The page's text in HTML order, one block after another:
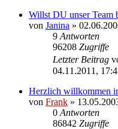
Willst DU unser Team
von Janina »
9 Antworten
96208 Zugriffe
Letzter Beitrag
04.11.2011,
Herzlich willkommen
von Frank »
0 Antworten
86842 Zugriffe